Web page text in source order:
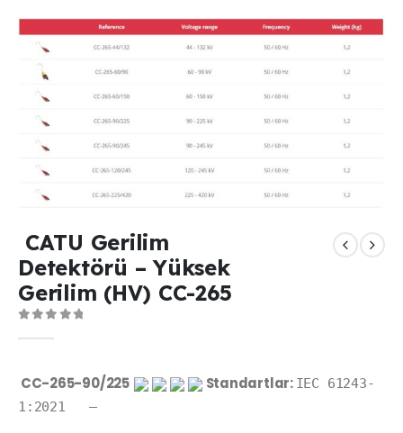
CATU Gerilim
Detektörü – Yüksek
Gerilim (HV) CC-265
CC-265-90/225 Standartlar: IEC 61243-
1:2021 –